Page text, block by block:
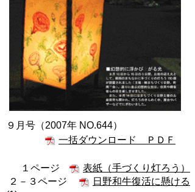
９月号（2007年 NO.644）
一括ダウンロード ＰＤＦ
１ページ
表紙（手づくり灯ろう）
２－３ページ
日野和牛復活に懸ける